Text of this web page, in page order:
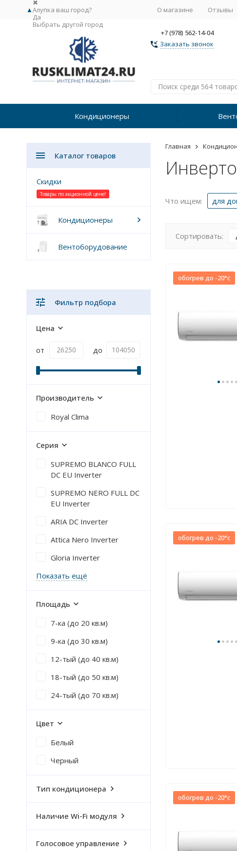
▲
✖
Алупка ваш город?
Да
Выбрать другой город
О магазине Отзывы
+7 (978) 562-14-04
Заказать звонок
Кондиционеры
Главная
Что ищем: для
Сортировать:
обогрев до -20°c
обогрев до -20°c
обогрев до -20°c
Каталог товаров
Скидки
Товары по акционной цене!
Кондиционеры
Вентоборудование
Фильтр подбора
Цена
от до
Производитель
Royal Clima
Серия
SUPREMO BLANCO FULL
DC EU Inverter
SUPREMO NERO FULL DC
EU Inverter
ARIA DC Inverter
Attica Nero Inverter
Gloria Inverter
Показать ещё
Площадь
7-ка (до 20 кв.м)
9-ка (до 30 кв.м)
12-тый (до 40 кв.м)
18-тый (до 50 кв.м)
24-тый (до 70 кв.м)
Цвет
Белый
Черный
Тип кондиционера
Наличие Wi-Fi модуля
Голосовое управление